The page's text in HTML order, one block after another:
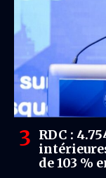
RDC :
de 103 %